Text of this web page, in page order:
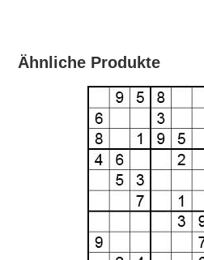
Ähnliche Produkte